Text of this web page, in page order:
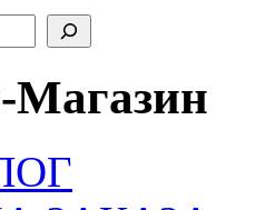
Магазин